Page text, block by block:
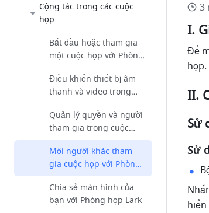
Cộng tác trong các cuộc
họp
Bắt đầu hoặc tham gia
một cuộc họp với Phòng
Điều khiển thiết bị âm
thanh và video trong
Quản lý quyền và người
tham gia trong cuộc
họp
Mời người khác tham
gia cuộc họp với Phòng
Lark
Chia sẻ màn hình của
bạn với Phòng họp Lark
3
I.
Để
họp.
II.
Sử
Sử